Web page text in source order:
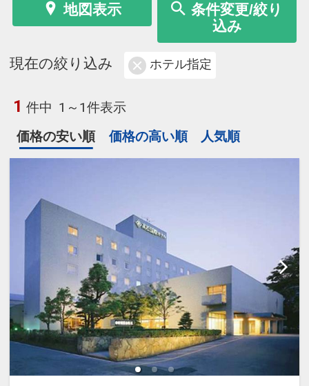
地図表示
条件変更/絞り
込み
現在の絞り込み ホテル指定
1 件中 1～1件表示
価格の安い順
価格の高い順 人気順